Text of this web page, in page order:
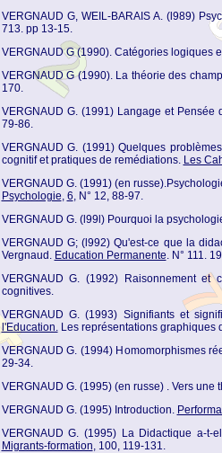
VERGNAUD G, WEIL-BARAIS A. (l989)
713. pp 13-15.
VERGNAUD G (1990). Catégories logiques
VERGNAUD G (1990). La théorie des
170.
VERGNAUD G. (1991) Langage et
79-86.
VERGNAUD G. (1991) Quelques
cognitif et pratiques de remédiations. Les
VERGNAUD G. (1991) (en
Psychologie, 6, N° 12, 88-97.
VERGNAUD G. (l99l) Pourquoi la
VERGNAUD G; (l992) Qu'est-ce que la
Vergnaud. Education Permanente. N° 111.
VERGNAUD G. (1992) Raisonnement et
cognitives.
VERGNAUD G. (1993) Signifiants et
l'Education.Les représentations graphiques
VERGNAUD G. (1994) Homomorphismes
29-34.
VERGNAUD G. (1995) (en russe) . Vers
VERGNAUD G. (1995) Introduction.
VERGNAUD G. (1995) La Didactique a-t-
Migrants-formation, 100, 119-131.